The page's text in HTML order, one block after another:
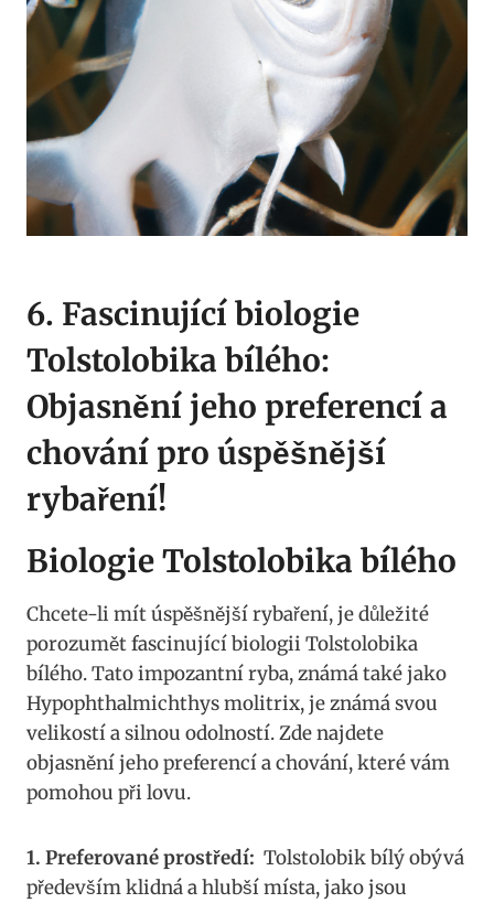
6. Fascinující ‌biologie
Tolstolobika bílého:
Objasnění jeho preferencí⁢ a
chování pro​ úspěšnější‍
rybaření!
Biologie Tolstolobika bílého
Chcete-li mít úspěšnější rybaření, je důležité
⁣porozumět ‌fascinující biologii Tolstolobika
bílého. Tato ‍impozantní ryba, známá také jako
Hypophthalmichthys molitrix, je známá svou
velikostí a‌ silnou⁤ odolností. Zde⁢ najdete
objasnění‍ jeho preferencí a chování, které vám
⁣pomohou při lovu.
1. Preferované prostředí: ‍ Tolstolobik bílý obývá
především klidná a hlubší místa, jako jsou